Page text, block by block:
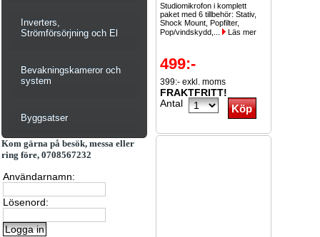
Inverters,
Strömförsörjning och El
Bevakningskameror och
system
Byggsatser
Kom gärna på besök, messa eller
ring före, 0708567232
Användarnamn:
Lösenord:
Studiomikrofon i komplett
paket med 6 tillbehör: Stativ,
Shock Mount, Popfilter,
Pop/vindskydd,...
Läs mer
499:-
399:- exkl. moms
FRAKTFRITT!
Antal